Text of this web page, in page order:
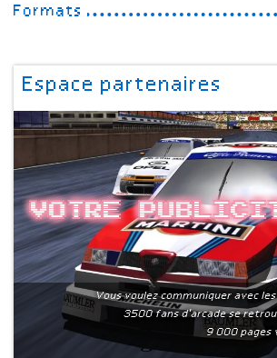
Formats
Espace partenaires
Votre
Vous voulez communiquer avec
3500 fans d'arcade se
9 000 pages